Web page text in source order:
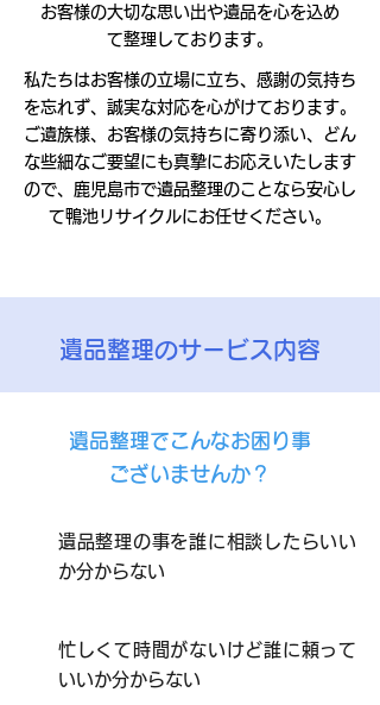
お客様の大切な思い出や遺品を心を込め
て整理しております。
私たちはお客様の立場に立ち、感謝の気持ち
を忘れず、誠実な対応を心がけております。
ご遺族様、お客様の気持ちに寄り添い、どん
な些細なご要望にも真摯にお応えいたします
ので、鹿児島市で遺品整理のことなら安心し
て鴨池リサイクルにお任せください。
遺品整理のサービス内容
遺品整理でこんなお困り事
ございませんか？
遺品整理の事を誰に相談したらいい
か分からない
忙しくて時間がないけど誰に頼って
いいか分からない